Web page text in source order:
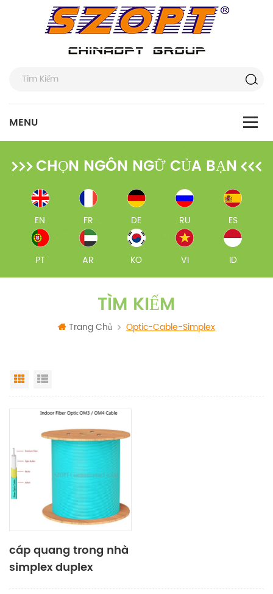
CHỌN NGÔN NGỮ CỦA BẠN
EN FR DE RU ES
PT AR KO VI ID
TÌM KIẾM
Trang Chủ Optic-Cable-Simplex
Grid View
cáp quang trong nhà
simplex duplex
singlemode